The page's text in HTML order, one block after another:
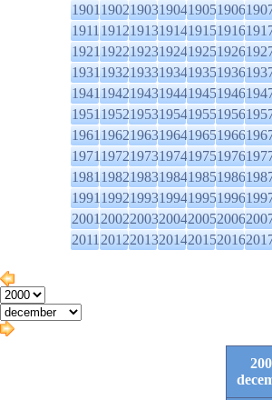
190119021903190419051906
191119121913191419151916
192119221923192419251926
193119321933193419351936
194119421943194419451946
195119521953195419551956
196119621963196419651966
197119721973197419751976
198119821983198419851986
199119921993199419951996
200120022003200420052006
201120122013201420152016